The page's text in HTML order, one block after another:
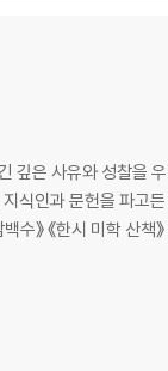
유와 성찰을 우리 사회
인과 문헌을 파고든
《한시 미학 산책》